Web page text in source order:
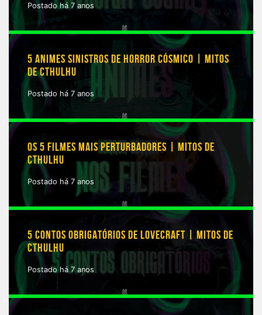
Postado há 7 anos
5 ANIMES SINISTROS DE HORROR CÓSMICO | MITOS
DE CTHULHU
Postado há 7 anos
OS 5 FILMES MAIS PERTURBADORES | MITOS DE
CTHULHU
Postado há 7 anos
5 CONTOS OBRIGATÓRIOS DE LOVECRAFT | MITOS DE
CTHULHU
Postado há 7 anos